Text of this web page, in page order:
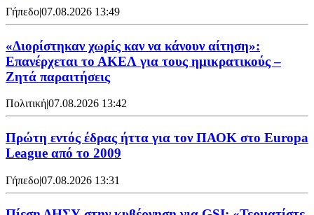
Γήπεδο|07.08.2026 13:49
«Διορίστηκαν χωρίς καν να κάνουν αίτηση»:
Επανέρχεται το ΑΚΕΛ για τους ημικρατικούς –
Ζητά παραιτήσεις
Πολιτική|07.08.2026 13:42
Πρώτη εντός έδρας ήττα για τον ΠΑΟΚ στο Europa
League από το 2009
Γήπεδο|07.08.2026 13:31